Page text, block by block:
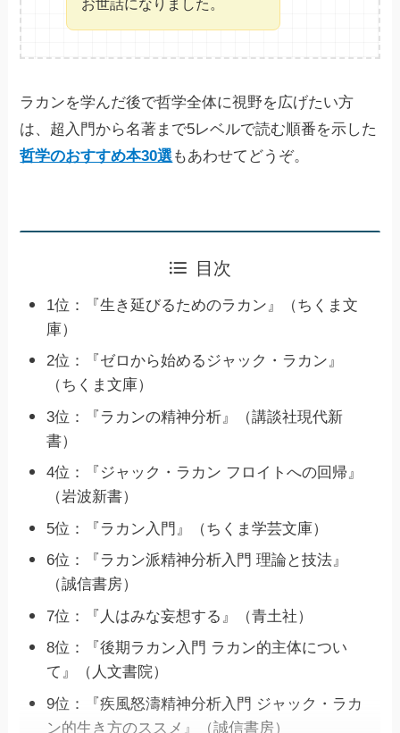
お世話になりました。
ラカンを学んだ後で哲学全体に視野を広げたい方
は、超入門から名著まで5レベルで読む順番を示した
哲学のおすすめ本30選もあわせてどうぞ。
目次
1位：『生き延びるためのラカン』（ちくま文
庫）
2位：『ゼロから始めるジャック・ラカン』
（ちくま文庫）
3位：『ラカンの精神分析』（講談社現代新
書）
4位：『ジャック・ラカン フロイトへの回帰』
（岩波新書）
5位：『ラカン入門』（ちくま学芸文庫）
6位：『ラカン派精神分析入門 理論と技法』
（誠信書房）
7位：『人はみな妄想する』（青土社）
8位：『後期ラカン入門 ラカン的主体につい
て』（人文書院）
9位：『疾風怒濤精神分析入門 ジャック・ラカ
ン的生き方のススメ』（誠信書房）